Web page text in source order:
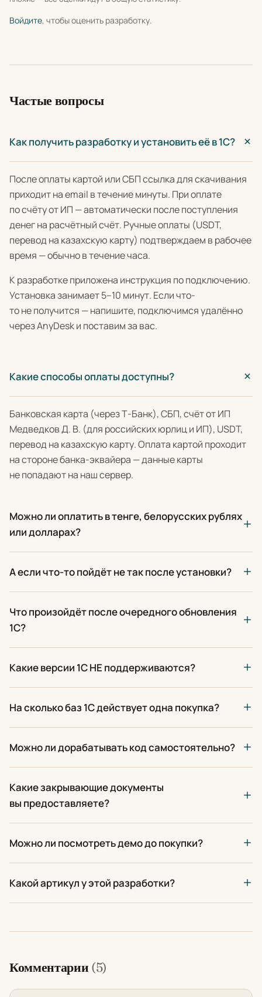
Войдите, чтобы оценить разработку.
Частые вопросы
Как получить разработку и установить её в 1С?
После оплаты картой или СБП ссылка для скачивания
приходит на email в течение минуты. При оплате
по счёту от ИП — автоматически после поступления
денег на расчётный счёт. Ручные оплаты (USDT,
перевод на казахскую карту) подтверждаем в рабочее
время — обычно в течение часа.
К разработке приложена инструкция по подключению.
Установка занимает 5–10 минут. Если что-
то не получится — напишите, подключимся удалённо
через AnyDesk и поставим за вас.
Какие способы оплаты доступны?
Банковская карта (через Т-Банк), СБП, счёт от ИП
Медведков Д. В. (для российских юрлиц и ИП), USDT,
перевод на казахскую карту. Оплата картой проходит
на стороне банка-эквайера — данные карты
не попадают на наш сервер.
Можно ли оплатить в тенге, белорусских рублях
или долларах?
А если что-то пойдёт не так после установки?
Что произойдёт после очередного обновления
1С?
Какие версии 1С НЕ поддерживаются?
На сколько баз 1С действует одна покупка?
Можно ли дорабатывать код самостоятельно?
Какие закрывающие документы
вы предоставляете?
Можно ли посмотреть демо до покупки?
Какой артикул у этой разработки?
Комментарии (5)